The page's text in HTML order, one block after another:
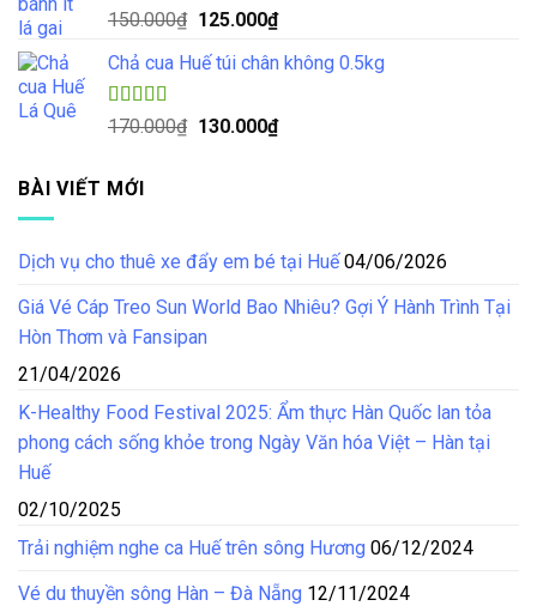
85.000₫.
Được xếp
4.57
5 sao
150.000₫ Giá
là:
125.000₫Giá
tại
125.000₫.
Chả cua Huế túi chân không 0.5kg
Được xếp
4.50
170.000₫ Giá
130.000₫Giá
BÀI VIẾT MỚI
Dịch vụ cho thuê xe đẩy em bé tại Huế 04/06/2026
Giá Vé Cáp Treo Sun World Bao Nhiêu? Gợi Ý Hành Trình Tại
Hòn Thơm và Fansipan
21/04/2026
K-Healthy Food Festival 2025: Ẩm thực Hàn Quốc lan tỏa
phong cách sống khỏe trong Ngày Văn hóa Việt – Hàn tại
Huế
02/10/2025
Trải nghiệm nghe ca Huế trên sông Hương 06/12/2024
Vé du thuyền sông Hàn – Đà Nẵng 12/11/2024